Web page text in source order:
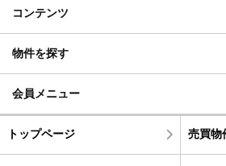
コンテンツ
物件を探す
会員メニュー
トップページ 売買物